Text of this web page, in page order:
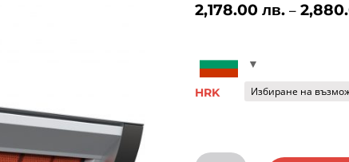
2,178.00лв. –
HRK